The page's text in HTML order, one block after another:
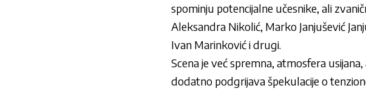
spominju potencijalne učesnike, ali
Aleksandra Nikolić, Marko Janjušević
Ivan Marinković i drugi.
Scena je već spremna, atmosfera
dodatno podgrijava špekulacije o